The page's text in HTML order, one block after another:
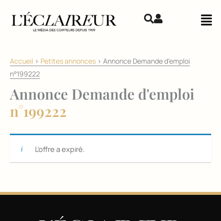
Accueil > Petites annonces > Annonce Demande d'emploi
n°199222
Annonce Demande d'emploi
n°199222
L’offre a expiré.